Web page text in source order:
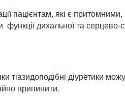
пацієнтам, які є
функції дихальної та серцево-
тіазидоподібні діуретики
припинити.